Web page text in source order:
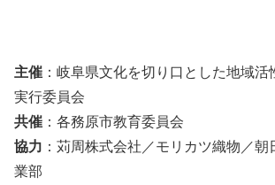
主催 ： 岐阜県文化を切り口とした地域活
実行委員会
共催 ：各務原市教育委員会
協力 ：苅周株式会社／モリカツ織物／
業部